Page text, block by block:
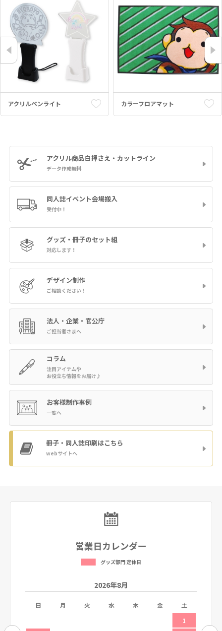
アクリルペンライト カラーフロアマット
アクリル商品白押さえ・カットライン
データ作成無料
同人誌イベント会場搬入
受付中！
グッズ・冊子のセット組
対応します！
デザイン制作
ご相談ください！
法人・企業・官公庁
ご担当者さまへ
コラム
注目アイテムや
お役立ち情報をお届け♪
お客様制作事例
一覧へ
冊子・同人誌印刷はこちら
webサイトへ
営業日カレンダー
グッズ部門 定休日
2026年8月
日 月 火 水 木 金
土
1